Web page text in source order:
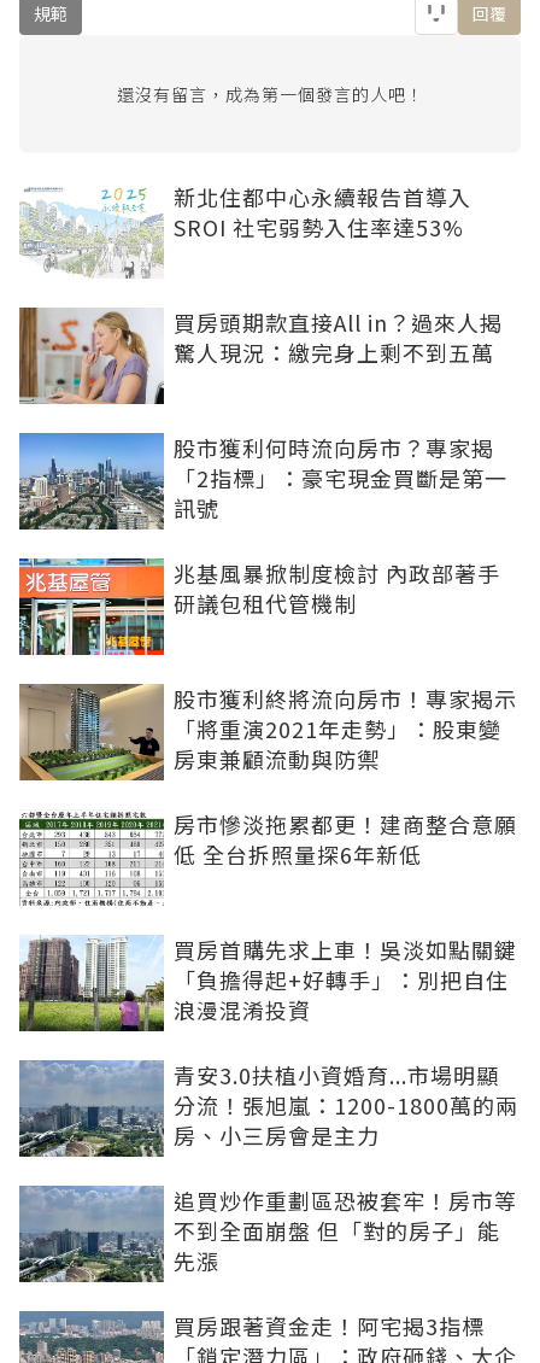
規範 回覆
還沒有留言，成為第一個發言的人吧！
新北住都中心永續報告首導入
SROI 社宅弱勢入住率達53%
買房頭期款直接All in？過來人揭
驚人現況：繳完身上剩不到五萬
股市獲利何時流向房市？專家揭
「2指標」：豪宅現金買斷是第一
訊號
兆基風暴掀制度檢討 內政部著手
研議包租代管機制
股市獲利終將流向房市！專家揭示
「將重演2021年走勢」：股東變
房東兼顧流動與防禦
房市慘淡拖累都更！建商整合意願
低 全台拆照量探6年新低
買房首購先求上車！吳淡如點關鍵
「負擔得起+好轉手」：別把自住
浪漫混淆投資
青安3.0扶植小資婚育...市場明顯
分流！張旭嵐：1200-1800萬的兩
房、小三房會是主力
追買炒作重劃區恐被套牢！房市等
不到全面崩盤 但「對的房子」能
先漲
買房跟著資金走！阿宅揭3指標
「鎖定潛力區」：政府砸錢、大企